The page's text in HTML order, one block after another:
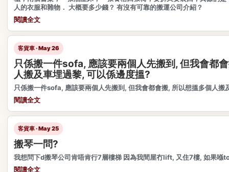
人的衣服和雜物． 大概要多少錢？ 有沒有可靠的搬運公司介紹？
閱讀全文
客貨車 · May 26
只係搬一件sofa, 應該要兩個人先搬到, 但我會都
人搬及車埋過黎, 可以係邊度搵?
只係搬一件sofa, 應該要兩個人先搬到, 但我會都會搬, 所以想搵多個人搬
閱讀全文
客貨車 · May 25
搬琴一問?
我想問下d搬琴公司肯唔肯行7層樓梯 因為我間屋冇lift, 又住7樓, 如果
閱讀全文